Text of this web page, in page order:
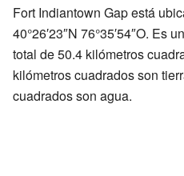
Fort Indiantown Gap está
40°26′23″N 76°35′54″O. Es
total de 50.4 kilómetros
kilómetros cuadrados son
cuadrados son agua.